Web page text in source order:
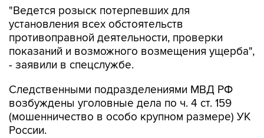
противоправной деятельности, проверки
показаний и возможного возмещения ущерба",
- заявили в спецслужбе.
Следственными подразделениями МВД РФ
(мошенничество в особо крупном размере) УК
России.
"Сотрудникам криптообменника и курьерам